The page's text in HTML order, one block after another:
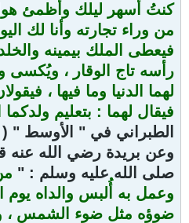
كنتُ أُسهر ليلك وأظمئ
من وراء تجارته وأنا لك
فيعطى الملك بيمينه
رأسه تاج الوقار ، ويُكسى
لهما الدنيا وما فيها ،
فيقال لهما : بتعليم ولدكما
الطبراني في " الأوسط " ( 6 / 51 ) .
وعن بريدة رضي الله عنه
صلى الله عليه وسلم : "
وعمل به أُلبس والداه يوم
ضوؤه مثل ضوء الشمس ،